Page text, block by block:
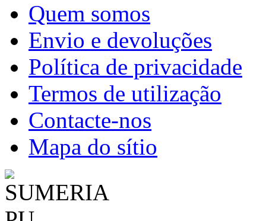
Quem somos
Envio e devoluções
Política de privacidade
Termos de utilização
Contacte-nos
Mapa do sítio